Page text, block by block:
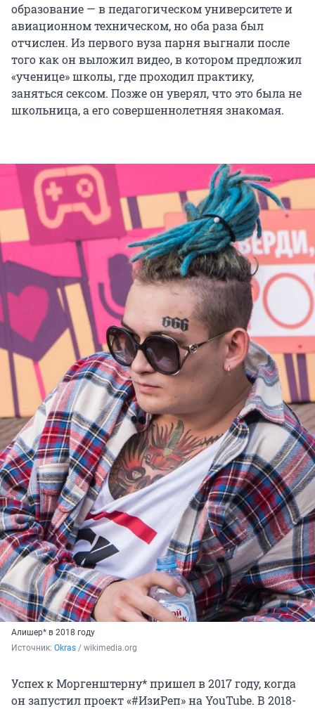
образование — в педагогическом университете и
авиационном техническом, но оба раза был
отчислен. Из первого вуза парня выгнали после
того как он выложил видео, в котором предложил
«ученице» школы, где проходил практику,
заняться сексом. Позже он уверял, что это была не
школьница, а его совершеннолетняя знакомая.
Алишер* в 2018 году
Источник: Okras / wikimedia.org
Успех к Моргенштерну* пришел в 2017 году, когда
он запустил проект «#ИзиРеп» на YouTube. В 2018-